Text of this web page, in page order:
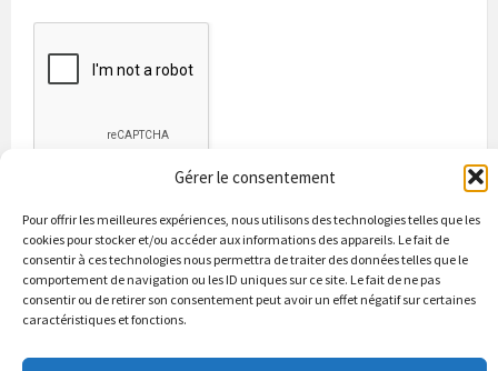
Gérer le consentement
Pour offrir les meilleures expériences, nous utilisons des technologies telles que les
cookies pour stocker et/ou accéder aux informations des appareils. Le fait de
consentir à ces technologies nous permettra de traiter des données telles que le
comportement de navigation ou les ID uniques sur ce site. Le fait de ne pas
consentir ou de retirer son consentement peut avoir un effet négatif sur certaines
caractéristiques et fonctions.